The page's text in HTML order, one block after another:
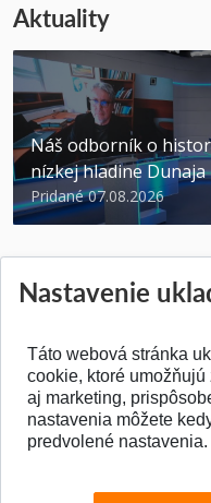
Aktuality
Náš odborník o
nízkej hladine Dunaja
Pridané 07.08.2026
Nastavenie
Táto webová stránka
cookie, ktoré
aj marketing,
nastavenia môžete
predvolené nastavenia.